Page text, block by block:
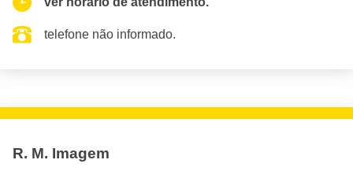
telefone não informado.
R. M. Imagem